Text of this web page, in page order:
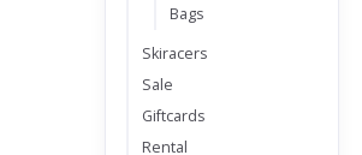
Bags
Skiracers
Sale
Giftcards
Rental